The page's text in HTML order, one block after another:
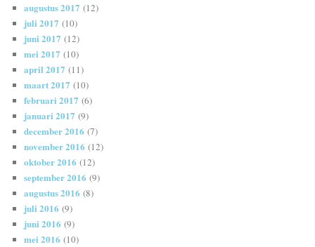
augustus 2017 (12)
juli 2017 (10)
juni 2017 (12)
mei 2017 (10)
april 2017 (11)
maart 2017 (10)
februari 2017 (6)
januari 2017 (9)
december 2016 (7)
november 2016 (12)
oktober 2016 (12)
september 2016 (9)
augustus 2016 (8)
juli 2016 (9)
juni 2016 (9)
mei 2016 (10)